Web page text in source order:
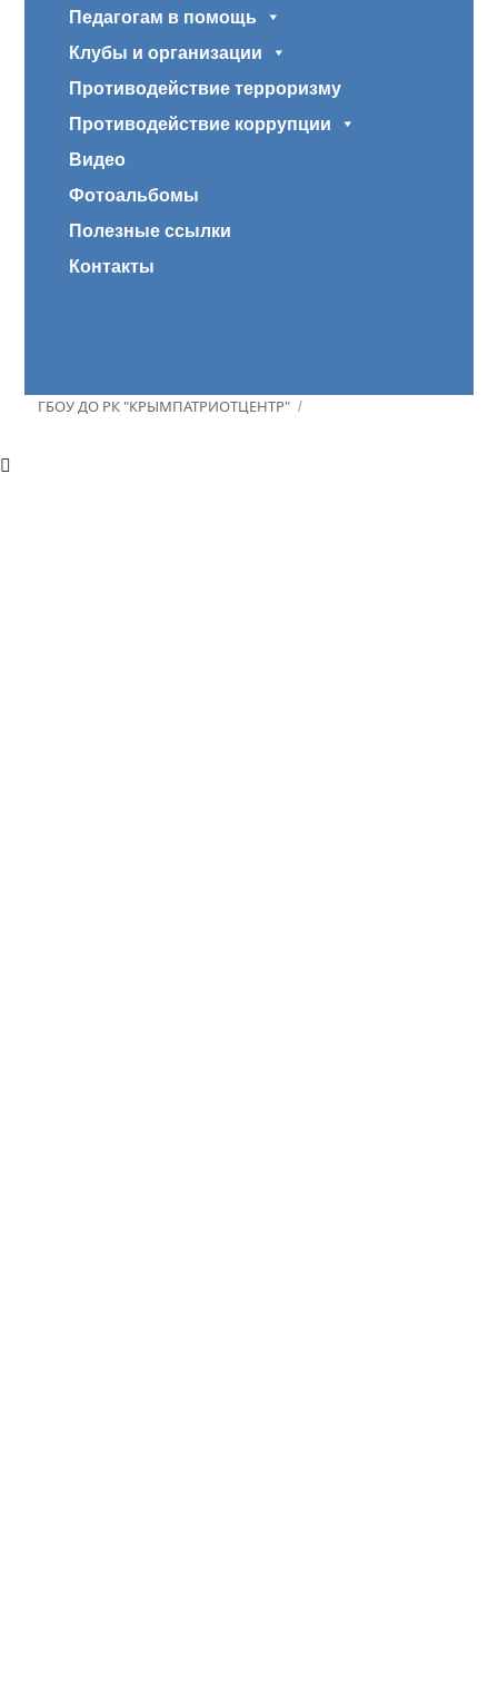
Педагогам в помощь
Клубы и организации
Противодействие терроризму
Противодействие коррупции
Видео
Фотоальбомы
Полезные ссылки
Контакты
ГБОУ ДО РК "КРЫМПАТРИОТЦЕНТР"